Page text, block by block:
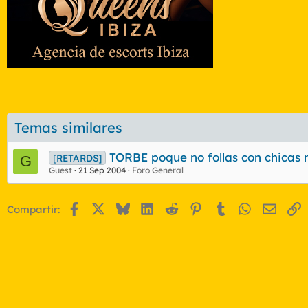
Temas similares
G
[RETARDS] TORBE poque no follas con chicas
Guest 21 Sep 2004 Foro General
Compartir: FacebookBlueskyLinkedIn
Reddit Pinterest
Tumblr WhatsApp
Email